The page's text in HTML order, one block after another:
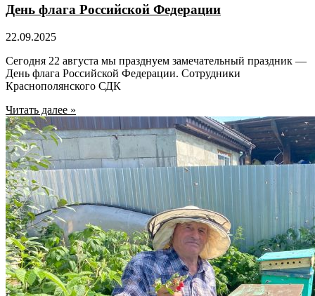
День флага Российской Федерации
22.09.2025
Сегодня 22 августа мы празднуем замечательный праздник —
День флага Российской Федерации. Сотрудники
Краснополянского СДК
Читать далее »